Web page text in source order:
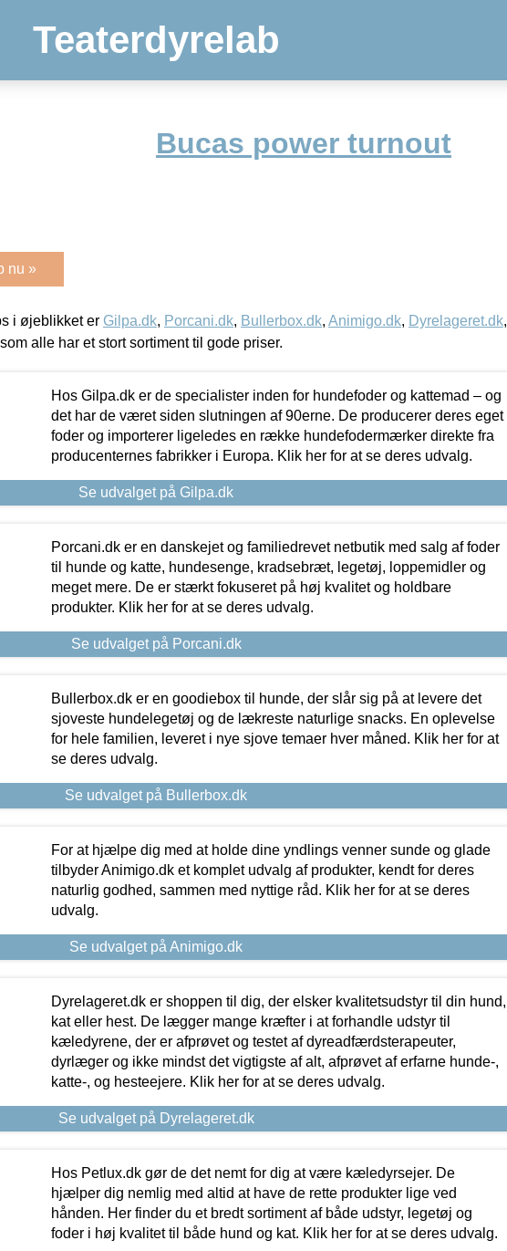
Teaterdyrelab
Bucas power turnout
nu »
i øjeblikket er Gilpa.dk, Porcani.dk, Bullerbox.dk, Animigo.dk, Dyrelageret.dk,
alle har et stort sortiment til gode priser.
Hos Gilpa.dk er de specialister inden for hundefoder og kattemad – og
det har de været siden slutningen af 90erne. De producerer deres eget
foder og importerer ligeledes en række hundefodermærker direkte fra
producenternes fabrikker i Europa. Klik her for at se deres udvalg.
Se udvalget på Gilpa.dk
Porcani.dk er en danskejet og familiedrevet netbutik med salg af foder
til hunde og katte, hundesenge, kradsebræt, legetøj, loppemidler og
meget mere. De er stærkt fokuseret på høj kvalitet og holdbare
produkter. Klik her for at se deres udvalg.
Se udvalget på Porcani.dk
Bullerbox.dk er en goodiebox til hunde, der slår sig på at levere det
sjoveste hundelegetøj og de lækreste naturlige snacks. En oplevelse
for hele familien, leveret i nye sjove temaer hver måned. Klik her for at
se deres udvalg.
Se udvalget på Bullerbox.dk
For at hjælpe dig med at holde dine yndlings venner sunde og glade
tilbyder Animigo.dk et komplet udvalg af produkter, kendt for deres
naturlig godhed, sammen med nyttige råd. Klik her for at se deres
udvalg.
Se udvalget på Animigo.dk
Dyrelageret.dk er shoppen til dig, der elsker kvalitetsudstyr til din hund,
kat eller hest. De lægger mange kræfter i at forhandle udstyr til
kæledyrene, der er afprøvet og testet af dyreadfærdsterapeuter,
dyrlæger og ikke mindst det vigtigste af alt, afprøvet af erfarne hunde-,
katte-, og hesteejere. Klik her for at se deres udvalg.
Se udvalget på Dyrelageret.dk
Hos Petlux.dk gør de det nemt for dig at være kæledyrsejer. De
hjælper dig nemlig med altid at have de rette produkter lige ved
hånden. Her finder du et bredt sortiment af både udstyr, legetøj og
foder i høj kvalitet til både hund og kat. Klik her for at se deres udvalg.